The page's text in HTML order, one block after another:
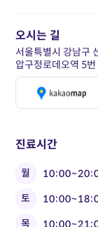
진료시간
월
토
목
오시는 길
서울특별시 강남구
압구정로데오역 5